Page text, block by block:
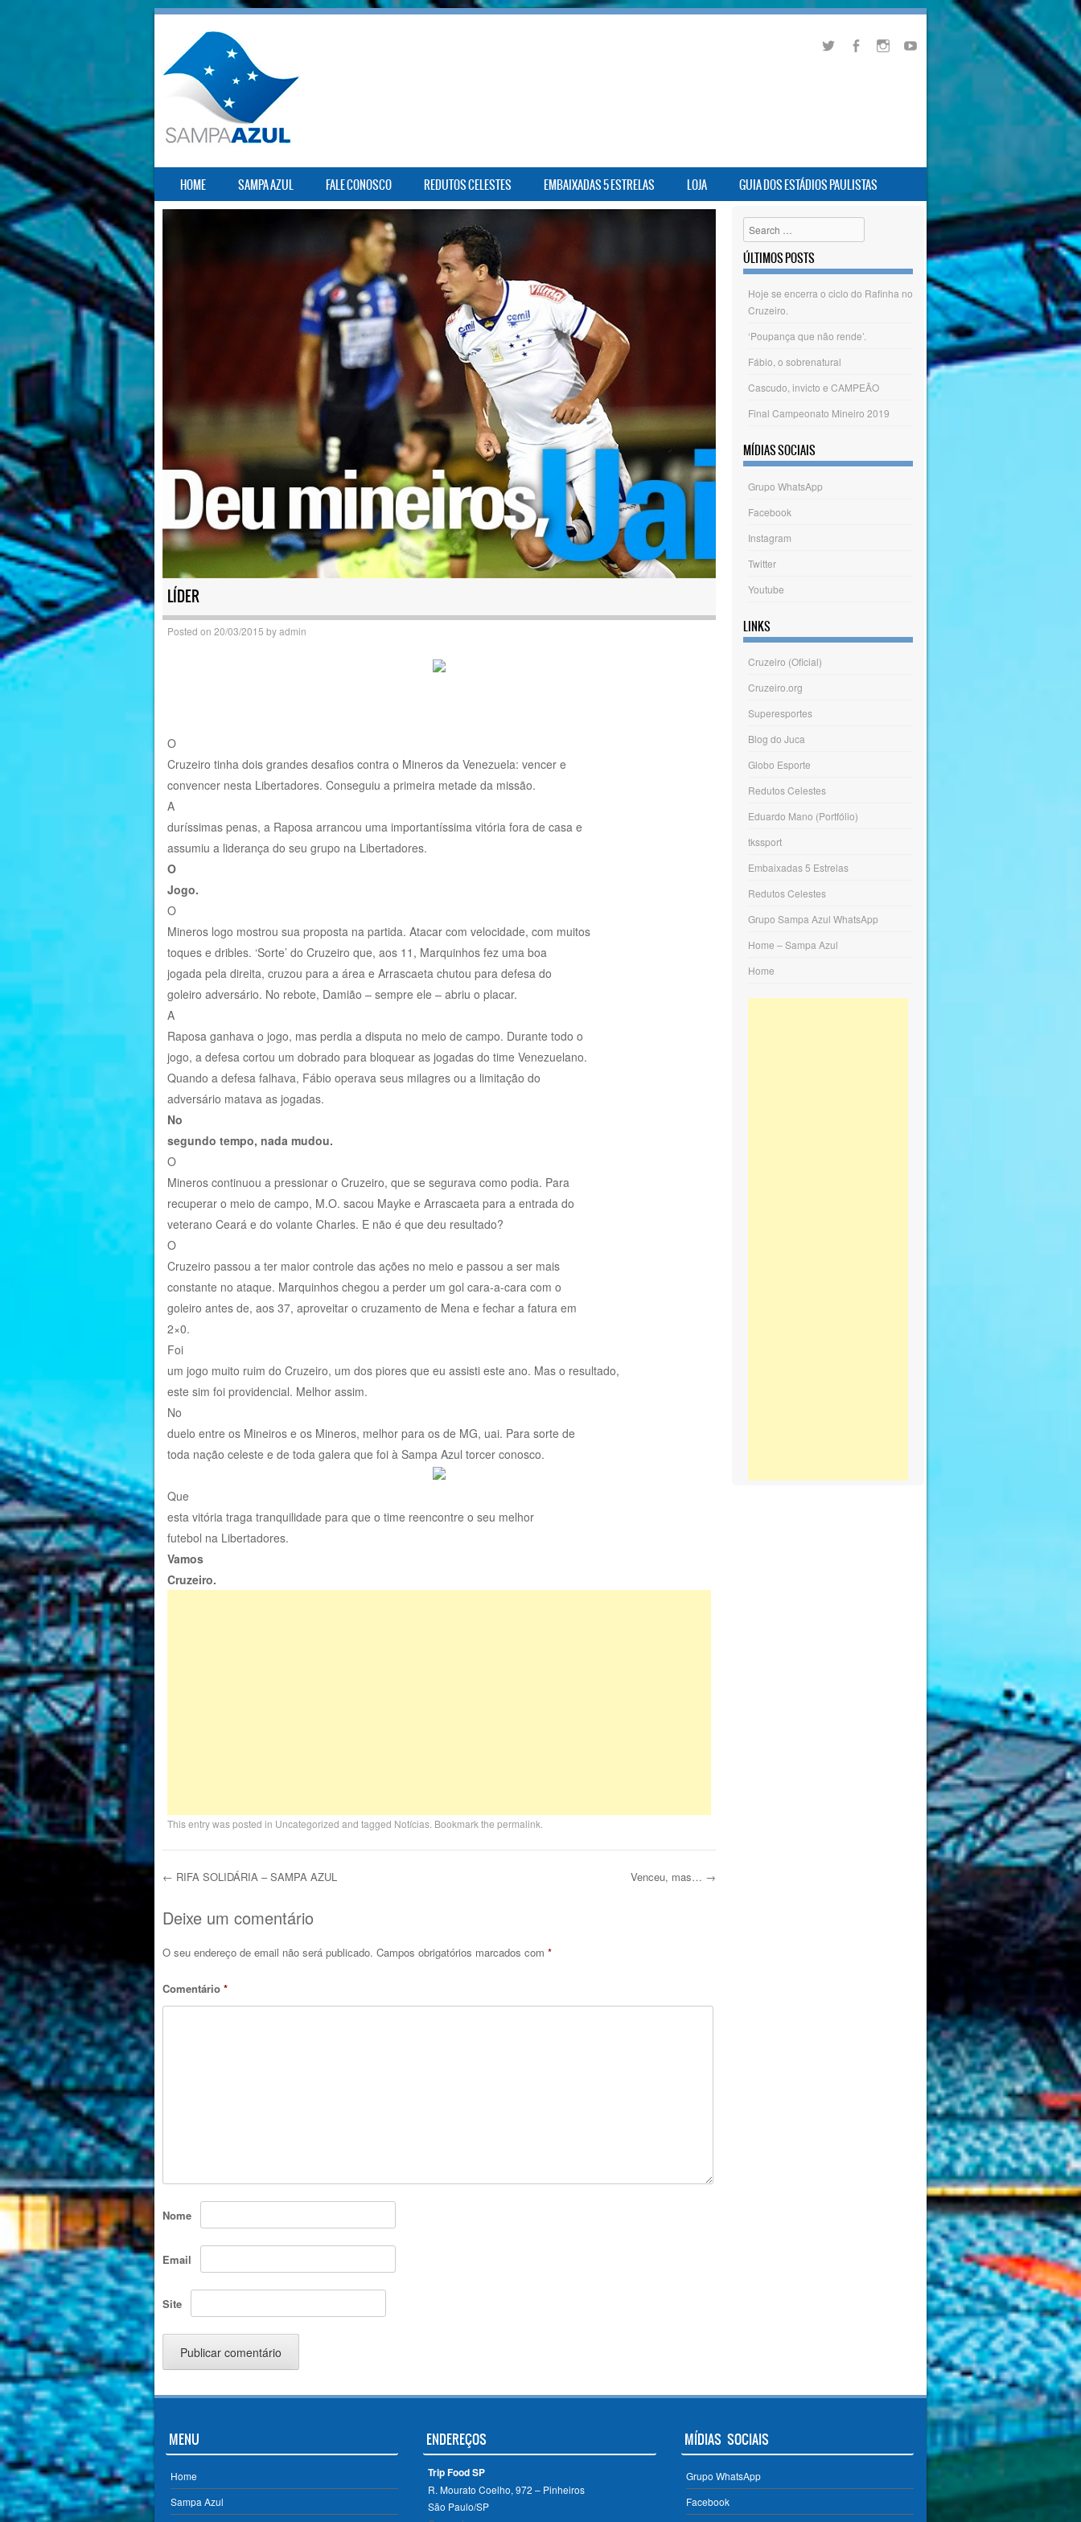
MENU
SKIP TO CONTENT
HOME SAMPA AZUL FALE CONOSCO REDUTOS CELESTES EMBAIXADAS 5 ESTRELAS LOJA GUIA DOS ESTÁDIOS PAULISTAS
LÍDER
Posted on 20/03/2015 byadmin
O
Cruzeiro tinha dois grandes desafios contra o Mineros da Venezuela: vencer e
convencer nesta Libertadores. Conseguiu a primeira metade da missão.
A
duríssimas penas, a Raposa arrancou uma importantíssima vitória fora de casa e
assumiu a liderança do seu grupo na Libertadores.
O
Jogo.
O
Mineros logo mostrou sua proposta na partida. Atacar com velocidade, com muitos
toques e dribles. ‘Sorte’ do Cruzeiro que, aos 11, Marquinhos fez uma boa
jogada pela direita, cruzou para a área e Arrascaeta chutou para defesa do
goleiro adversário. No rebote, Damião – sempre ele – abriu o placar.
A
Raposa ganhava o jogo, mas perdia a disputa no meio de campo. Durante todo o
jogo, a defesa cortou um dobrado para bloquear as jogadas do time Venezuelano.
Quando a defesa falhava, Fábio operava seus milagres ou a limitação do
adversário matava as jogadas.
No
segundo tempo, nada mudou.
O
Mineros continuou a pressionar o Cruzeiro, que se segurava como podia. Para
recuperar o meio de campo, M.O. sacou Mayke e Arrascaeta para a entrada do
veterano Ceará e do volante Charles. E não é que deu resultado?
O
Cruzeiro passou a ter maior controle das ações no meio e passou a ser mais
constante no ataque. Marquinhos chegou a perder um gol cara-a-cara com o
goleiro antes de, aos 37, aproveitar o cruzamento de Mena e fechar a fatura em
2×0.
Foi
um jogo muito ruim do Cruzeiro, um dos piores que eu assisti este ano. Mas o resultado,
este sim foi providencial. Melhor assim.
No
duelo entre os Mineiros e os Mineros, melhor para os de MG, uai. Para sorte de
toda nação celeste e de toda galera que foi à Sampa Azul torcer conosco.
Que
esta vitória traga tranquilidade para que o time reencontre o seu melhor
futebol na Libertadores.
Vamos
Cruzeiro.
This entry was posted in Uncategorized and tagged Notícias. Bookmark the permalink
Post navigation
← RIFA SOLIDÁRIA – SAMPA AZUL Venceu, mas… →
Deixe um comentário
O seu endereço de email não será publicado. Campos obrigatórios marcados com *
Comentário *
Nome
Email
Site
Search
ÚLTIMOS POSTS
Hoje se encerra o ciclo do Rafinha no
Cruzeiro.
‘Poupança que não rende’.
Fábio, o sobrenatural
Cascudo, invicto e CAMPEÃO
Final Campeonato Mineiro 2019
MÍDIAS SOCIAIS
Grupo WhatsApp
Facebook
Instagram
Twitter
Youtube
LINKS
Cruzeiro (Oficial)
Cruzeiro.org
Superesportes
Blog do Juca
Globo Esporte
Redutos Celestes
Eduardo Mano (Portfólio)
tkssport
Embaixadas 5 Estrelas
Redutos Celestes
Grupo Sampa Azul WhatsApp
Home – Sampa Azul
Home
MENU
Home
Sampa Azul
ENDEREÇOS
Trip Food SP
R. Mourato Coelho, 972 – Pinheiros
São Paulo/SP ‎
MÍDIAS SOCIAIS
Grupo WhatsApp
Facebook